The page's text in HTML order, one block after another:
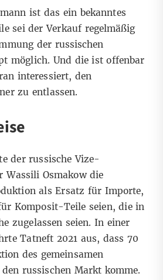
ist das ein bekanntes
sei der Verkauf regelmäßig
der russischen
möglich. Und die ist offenbar
interessiert, den
zu entlassen.
der russische Vize-
Osmakow die
als Ersatz für Importe,
Komposit-Teile seien, die in
zugelassen seien. In einer
Tatneft 2021 aus, dass 70
des gemeinsamen
russischen Markt komme.